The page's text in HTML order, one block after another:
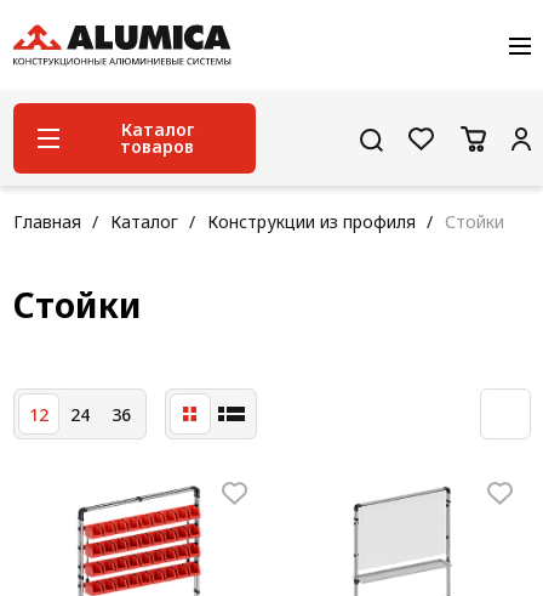
О компании
Услуги
Сервис и поддержка
Проекты
Контакты
Каталог
товаров
Система конструкционного алюминиевого
профиля
Конвейерная фурнитура
Система линейного перемещения NEW!
Система V-паза NEW!
Главная Каталог Конструкции из профиля Стойки
Стойки
12 24 36